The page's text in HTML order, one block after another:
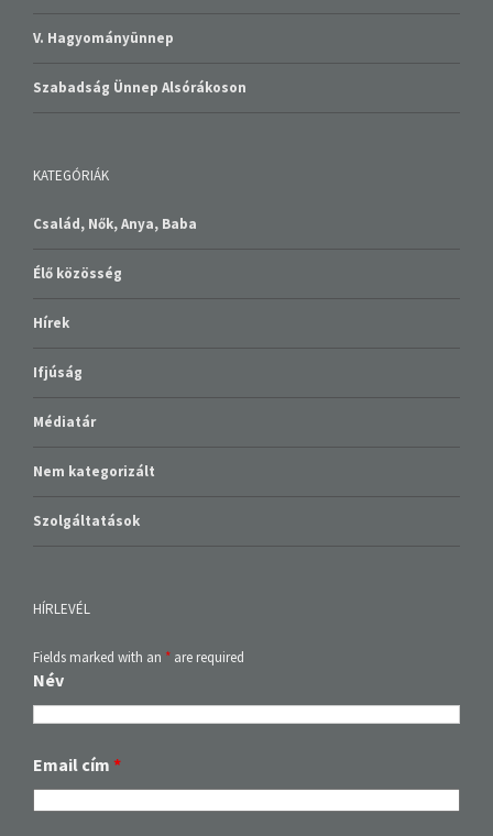
V. Hagyományünnep
Szabadság Ünnep Alsórákoson
KATEGÓRIÁK
Család, Nők, Anya, Baba
Élő közösség
Hírek
Ifjúság
Médiatár
Nem kategorizált
Szolgáltatások
HÍRLEVÉL
Fields marked with an * are required
Név
Email cím *